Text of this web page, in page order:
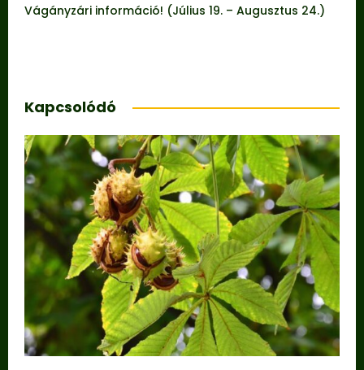
Vágányzári információ! (Július 19. – Augusztus 24.)
Kapcsolódó